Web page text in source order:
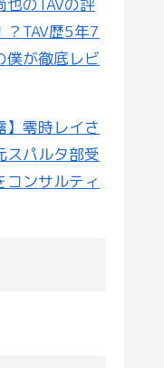
也のTAVの評
？TAV歴5年7
僕が徹底レビ
】零時レイさ
スパルタ部受
コンサルティ